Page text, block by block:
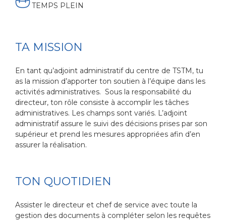
TEMPS PLEIN
TA MISSION
En tant qu’adjoint administratif du centre de TSTM, tu
as la mission d’apporter ton soutien à l’équipe dans les
activités administratives. Sous la responsabilité du
directeur, ton rôle consiste à accomplir les tâches
administratives. Les champs sont variés. L’adjoint
administratif assure le suivi des décisions prises par son
supérieur et prend les mesures appropriées afin d’en
assurer la réalisation.
TON QUOTIDIEN
Assister le directeur et chef de service avec toute la
gestion des documents à compléter selon les requêtes